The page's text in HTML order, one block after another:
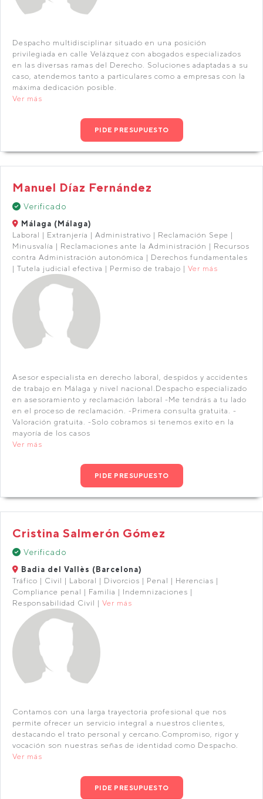
Despacho multidisciplinar situado en una posición
privilegiada en calle Velázquez con abogados especializados
en las diversas ramas del Derecho. Soluciones adaptadas a su
caso, atendemos tanto a particulares como a empresas con la
máxima dedicación posible.
Ver más
PIDE PRESUPUESTO
Manuel Díaz Fernández
Verificado
Málaga (Málaga)
Laboral | Extranjería | Administrativo | Reclamación Sepe |
Minusvalía | Reclamaciones ante la Administración | Recursos
contra Administración autonómica | Derechos fundamentales
| Tutela judicial efectiva | Permiso de trabajo | Ver más
Asesor especialista en derecho laboral, despidos y accidentes
de trabajo en Málaga y nivel nacional.Despacho especializado
en asesoramiento y reclamación laboral -Me tendrás a tu lado
en el proceso de reclamación. -Primera consulta gratuita. -
Valoración gratuita. -Solo cobramos si tenemos exito en la
mayoría de los casos
Ver más
PIDE PRESUPUESTO
Cristina Salmerón Gómez
Verificado
Badia del Vallès (Barcelona)
Tráfico | Civil | Laboral | Divorcios | Penal | Herencias |
Compliance penal | Familia | Indemnizaciones |
Responsabilidad Civil | Ver más
Contamos con una larga trayectoria profesional que nos
permite ofrecer un servicio integral a nuestros clientes,
destacando el trato personal y cercano.Compromiso, rigor y
vocación son nuestras señas de identidad como Despacho.
Ver más
PIDE PRESUPUESTO